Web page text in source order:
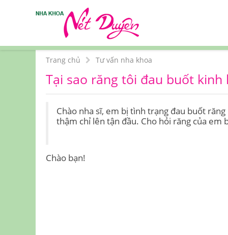
Trang chủ Tư vấn nha khoa
Tại sao răng tôi đau buốt kinh
Chào nha sĩ, em bị tình trạng đau buốt
thậm chỉ lên tận đầu. Cho hỏi răng của em
Chào bạn!